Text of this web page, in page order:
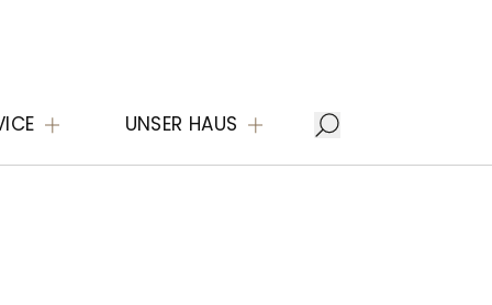
UNSER HAUS